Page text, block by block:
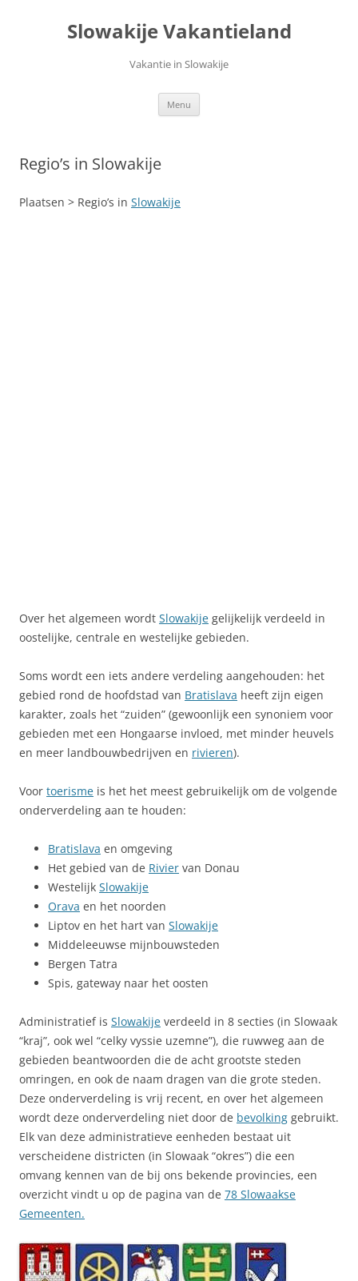
Slowakije Vakantieland
Vakantie in Slowakije
Menu
Regio’s in Slowakije
Plaatsen > Regio’s in Slowakije
Over het algemeen wordt Slowakije gelijkelijk verdeeld in
oostelijke, centrale en westelijke gebieden.
Soms wordt een iets andere verdeling aangehouden: het
gebied rond de hoofdstad van Bratislava heeft zijn eigen
karakter, zoals het “zuiden” (gewoonlijk een synoniem voor
gebieden met een Hongaarse invloed, met minder heuvels
en meer landbouwbedrijven en rivieren).
Voor toerisme is het het meest gebruikelijk om de volgende
onderverdeling aan te houden:
Bratislava en omgeving
Het gebied van de Rivier van Donau
Westelijk Slowakije
Orava en het noorden
Liptov en het hart van Slowakije
Middeleeuwse mijnbouwsteden
Bergen Tatra
Spis, gateway naar het oosten
Administratief is Slowakije verdeeld in 8 secties (in Slowaak
“kraj”, ook wel “celky vyssie uzemne”), die ruwweg aan de
gebieden beantwoorden die de acht grootste steden
omringen, en ook de naam dragen van die grote steden.
Deze onderverdeling is vrij recent, en over het algemeen
wordt deze onderverdeling niet door de bevolking gebruikt.
Elk van deze administratieve eenheden bestaat uit
verscheidene districten (in Slowaak “okres”) die een
omvang kennen van de bij ons bekende provincies, een
overzicht vindt u op de pagina van de 78 Slowaakse
Gemeenten.